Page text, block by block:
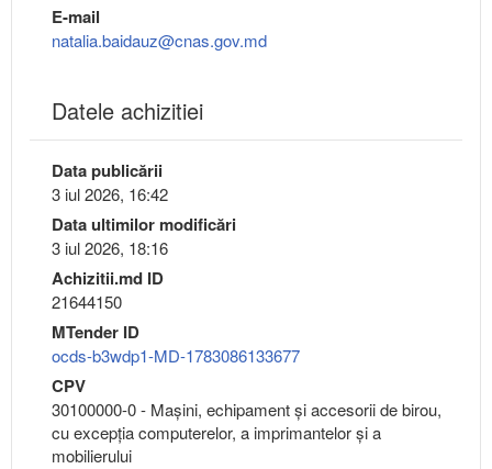
E-mail
natalia.baidauz@cnas.gov.md
Datele achizitiei
Data publicării
3 iul 2026, 16:42
Data ultimilor modificări
3 iul 2026, 18:16
Achizitii.md ID
21644150
MTender ID
ocds-b3wdp1-MD-1783086133677
CPV
30100000-0 - Maşini, echipament şi accesorii de birou,
cu excepţia computerelor, a imprimantelor şi a
mobilierului